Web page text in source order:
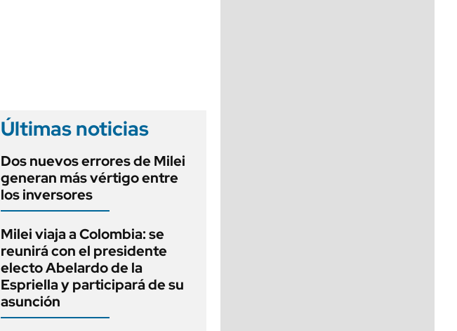
Últimas noticias
Dos nuevos errores de Milei
generan más vértigo entre
los inversores
Milei viaja a Colombia: se
reunirá con el presidente
electo Abelardo de la
Espriella y participará de su
asunción